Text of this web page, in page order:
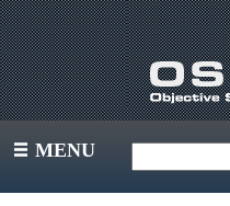
III MENU